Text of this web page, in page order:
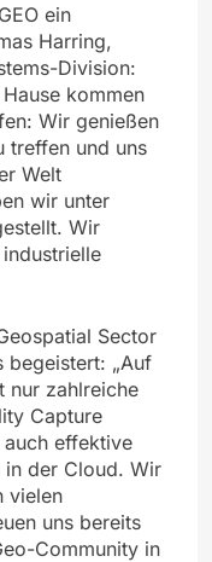
ein
Harring,
Division:
kommen
Wir genießen
treffen und uns
Welt
wir unter
Wir
Sector
begeistert: „Auf
nur zahlreiche
Capture
effektive
der Cloud. Wir
vielen
uns bereits
Community in